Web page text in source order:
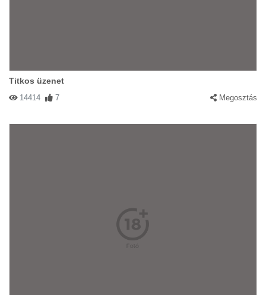
Titkos üzenet
14414 7 Megosztás